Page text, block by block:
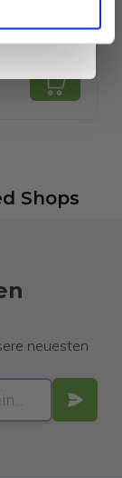
Shops
neuesten